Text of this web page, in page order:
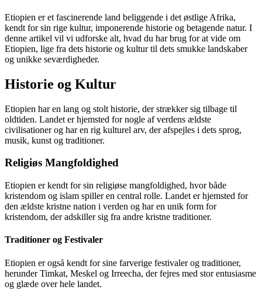
Etiopien er et fascinerende land beliggende i det østlige Afrika,
kendt for sin rige kultur, imponerende historie og betagende natur. I
denne artikel vil vi udforske alt, hvad du har brug for at vide om
Etiopien, lige fra dets historie og kultur til dets smukke landskaber
og unikke seværdigheder.
Historie og Kultur
Etiopien har en lang og stolt historie, der strækker sig tilbage til
oldtiden. Landet er hjemsted for nogle af verdens ældste
civilisationer og har en rig kulturel arv, der afspejles i dets sprog,
musik, kunst og traditioner.
Religiøs Mangfoldighed
Etiopien er kendt for sin religiøse mangfoldighed, hvor både
kristendom og islam spiller en central rolle. Landet er hjemsted for
den ældste kristne nation i verden og har en unik form for
kristendom, der adskiller sig fra andre kristne traditioner.
Traditioner og Festivaler
Etiopien er også kendt for sine farverige festivaler og traditioner,
herunder Timkat, Meskel og Irreecha, der fejres med stor entusiasme
og glæde over hele landet.